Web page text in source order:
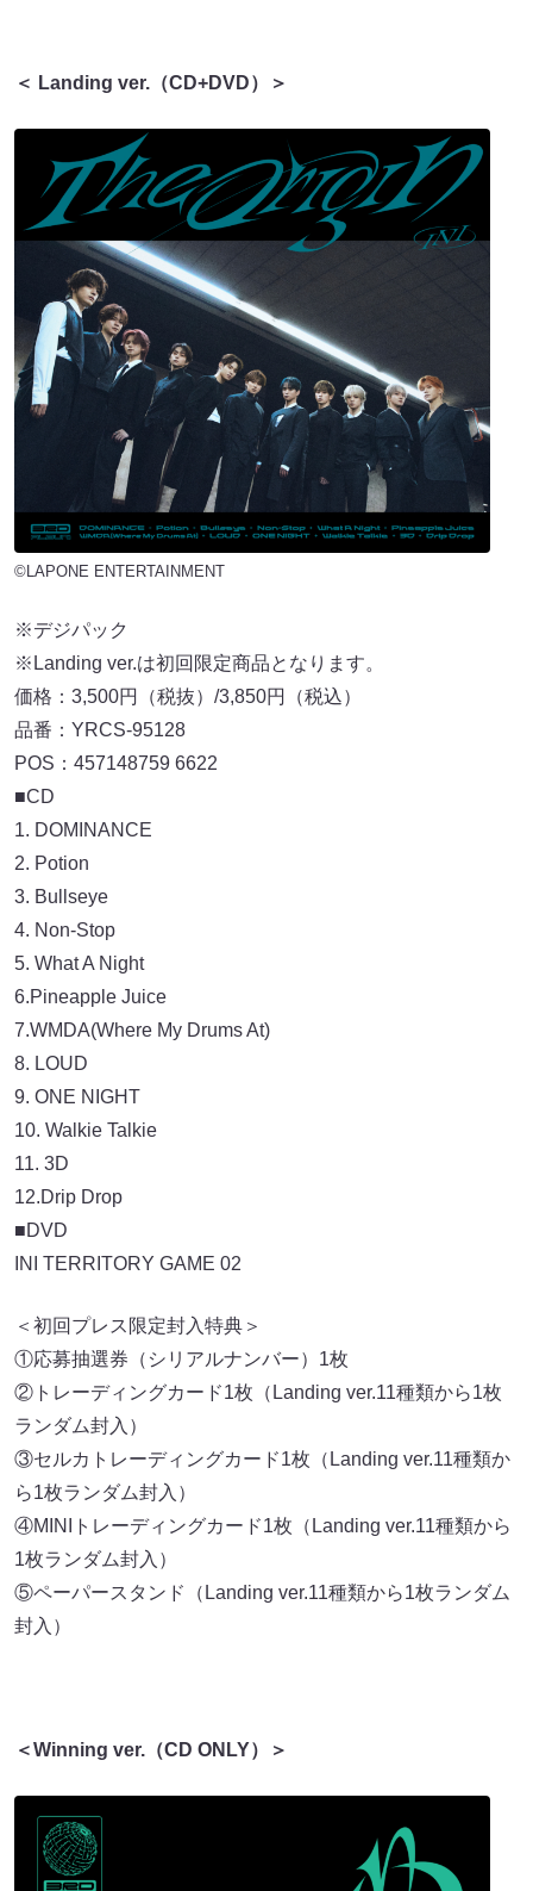
＜ Landing ver.（CD+DVD）＞
©LAPONE ENTERTAINMENT
※デジパック
※Landing ver.は初回限定商品となります。
価格：3,500円（税抜）/3,850円（税込）
品番：YRCS-95128
POS：457148759 6622
■CD
1. DOMINANCE
2. Potion
3. Bullseye
4. Non-Stop
5. What A Night
6.Pineapple Juice
7.WMDA(Where My Drums At)
8. LOUD
9. ONE NIGHT
10. Walkie Talkie
11. 3D
12.Drip Drop
■DVD
INI TERRITORY GAME 02
＜初回プレス限定封入特典＞
①応募抽選券（シリアルナンバー）1枚
②トレーディングカード1枚（Landing ver.11種類から1枚
ランダム封入）
③セルカトレーディングカード1枚（Landing ver.11種類か
ら1枚ランダム封入）
④MINIトレーディングカード1枚（Landing ver.11種類から
1枚ランダム封入）
⑤ペーパースタンド（Landing ver.11種類から1枚ランダム
封入）
＜Winning ver.（CD ONLY）＞